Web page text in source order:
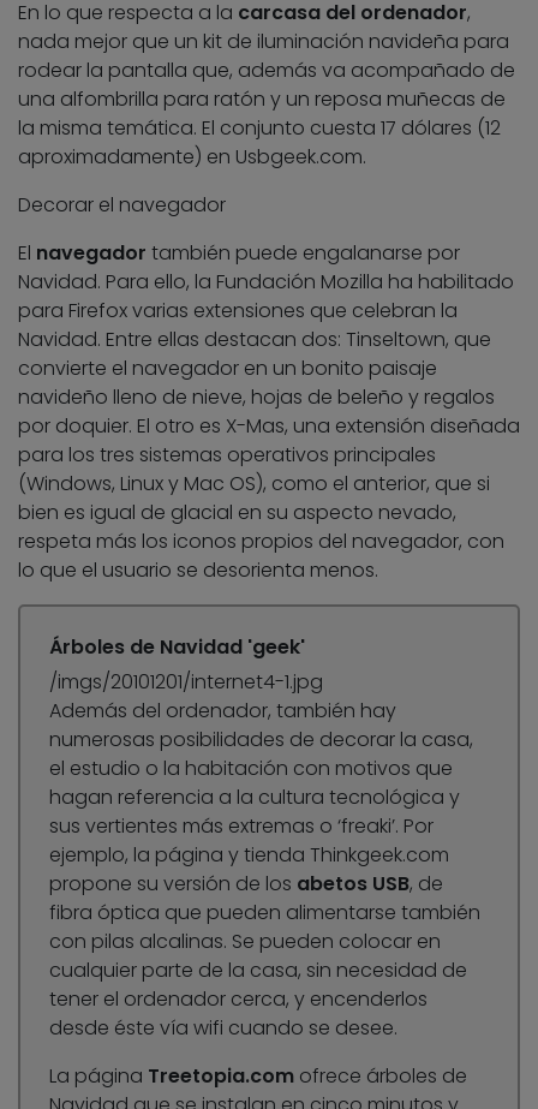
En lo que respecta a la carcasa del ordenador,
nada mejor que un kit de iluminación navideña para
rodear la pantalla que, además va acompañado de
una alfombrilla para ratón y un reposa muñecas de
la misma temática. El conjunto cuesta 17 dólares (12
aproximadamente) en Usbgeek.com.
Decorar el navegador
El navegador también puede engalanarse por
Navidad. Para ello, la Fundación Mozilla ha habilitado
para Firefox varias extensiones que celebran la
Navidad. Entre ellas destacan dos: Tinseltown, que
convierte el navegador en un bonito paisaje
navideño lleno de nieve, hojas de beleño y regalos
por doquier. El otro es X-Mas, una extensión diseñada
para los tres sistemas operativos principales
(Windows, Linux y Mac OS), como el anterior, que si
bien es igual de glacial en su aspecto nevado,
respeta más los iconos propios del navegador, con
lo que el usuario se desorienta menos.
Árboles de Navidad 'geek'
/imgs/20101201/internet4-1.jpg
Además del ordenador, también hay
numerosas posibilidades de decorar la casa,
el estudio o la habitación con motivos que
hagan referencia a la cultura tecnológica y
sus vertientes más extremas o ‘freaki’. Por
ejemplo, la página y tienda Thinkgeek.com
propone su versión de los abetos USB, de
fibra óptica que pueden alimentarse también
con pilas alcalinas. Se pueden colocar en
cualquier parte de la casa, sin necesidad de
tener el ordenador cerca, y encenderlos
desde éste vía wifi cuando se desee.
La página Treetopia.com ofrece árboles de